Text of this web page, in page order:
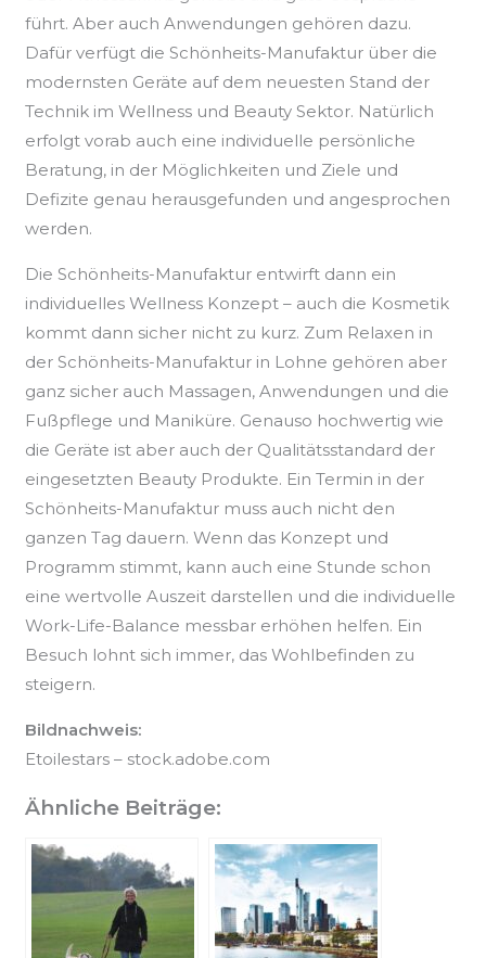
führt. Aber auch Anwendungen gehören dazu.
Dafür verfügt die Schönheits-Manufaktur über die
modernsten Geräte auf dem neuesten Stand der
Technik im Wellness und Beauty Sektor. Natürlich
erfolgt vorab auch eine individuelle persönliche
Beratung, in der Möglichkeiten und Ziele und
Defizite genau herausgefunden und angesprochen
werden.
Die Schönheits-Manufaktur entwirft dann ein
individuelles Wellness Konzept – auch die Kosmetik
kommt dann sicher nicht zu kurz. Zum Relaxen in
der Schönheits-Manufaktur in Lohne gehören aber
ganz sicher auch Massagen, Anwendungen und die
Fußpflege und Maniküre. Genauso hochwertig wie
die Geräte ist aber auch der Qualitätsstandard der
eingesetzten Beauty Produkte. Ein Termin in der
Schönheits-Manufaktur muss auch nicht den
ganzen Tag dauern. Wenn das Konzept und
Programm stimmt, kann auch eine Stunde schon
eine wertvolle Auszeit darstellen und die individuelle
Work-Life-Balance messbar erhöhen helfen. Ein
Besuch lohnt sich immer, das Wohlbefinden zu
steigern.
Bildnachweis:
Etoilestars – stock.adobe.com
Ähnliche Beiträge: